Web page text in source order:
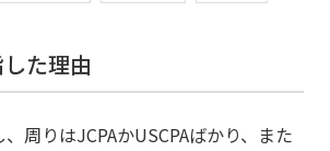
た理由
周りはJCPAかUSCPAばかり、また